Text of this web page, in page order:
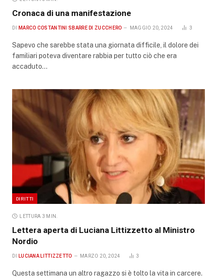
Cronaca di una manifestazione
DI MARCO COSTANTINI SBARRE DI ZUCCHERO MAGGIO 20, 2024 3
Sapevo che sarebbe stata una giornata difficile, il dolore dei
familiari poteva diventare rabbia per tutto ciò che era
accaduto…
DIRITTI
LETTURA 3 MIN.
Lettera aperta di Luciana Littizzetto al Ministro
Nordio
DI LUCIANA LITTIZZETTO MARZO 20, 2024 3
Questa settimana un altro ragazzo si è tolto la vita in carcere.